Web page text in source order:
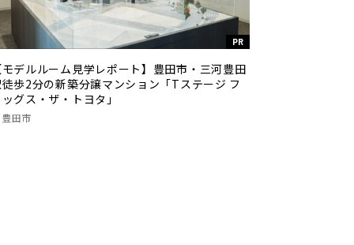
PR
デルルーム見学レポート】豊田市・三河豊田
歩2分の新築分譲マンション「Tステージ フ
グス・ザ・トヨタ」
豊田市